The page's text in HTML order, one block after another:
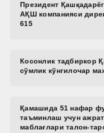
Президент
АҚШ компанияси
615
Косонлик тадбиркор
сўмлик кўнгилочар
Қамашида 51 нафар
таъминлаш учун
маблағлари талон-